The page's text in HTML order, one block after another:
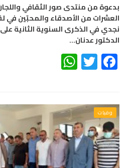
بدعوة من منتدى صور الثقافي
العشرات من الأصدقاء والمحبّين في
نجدي في الذكرى السنوية الثانية
الدكتور عدنان…
Facebook
Twitter
وفيات